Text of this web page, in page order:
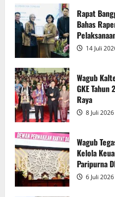
Rapur
Penyampaian
Pendapat
Akhir
Gubernur
atas
Persetujuan
Bersama
Raperda
Pelaksanaan
APBD
2025
Rapat
Bahas
14 Juli
Wagub
GKE
Raya
8 Juli 2026
Wagub
Kelola
Paripurna
6 Juli 2026